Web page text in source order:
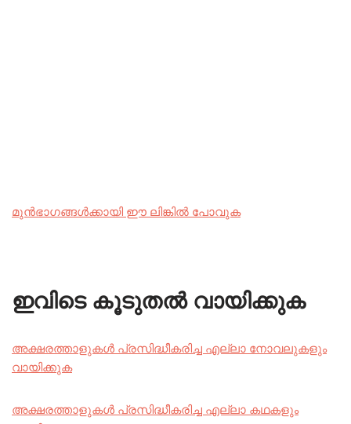
മുൻഭാഗങ്ങൾക്കായി ഈ ലിങ്കിൽ പോവുക
ഇവിടെ കൂടുതൽ വായിക്കുക
അക്ഷരത്താളുകൾ പ്രസിദ്ധീകരിച്ച എല്ലാ നോവലുകളും
വായിക്കുക
അക്ഷരത്താളുകൾ പ്രസിദ്ധീകരിച്ച എല്ലാ കഥകളും